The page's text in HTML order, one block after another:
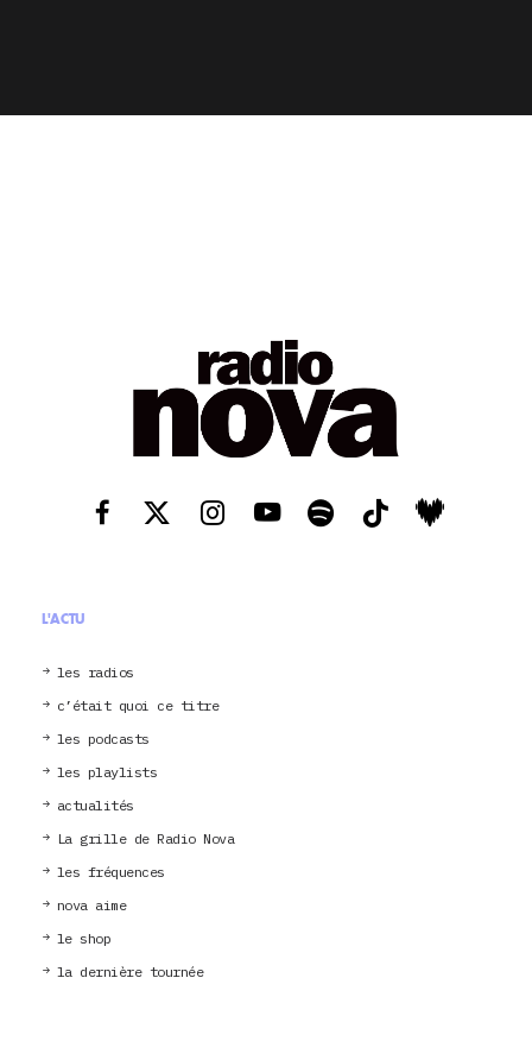
L'ACTU
les radios
c’était quoi ce titre
les podcasts
les playlists
actualités
La grille de Radio Nova
les fréquences
nova aime
le shop
la dernière tournée